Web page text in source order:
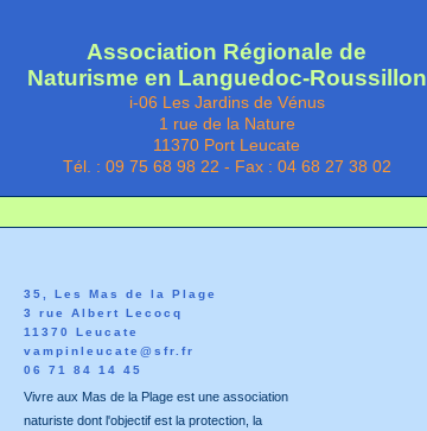
Association Régionale de
Naturisme en Languedoc-Roussillon
i-06 Les Jardins de Vénus
1 rue de la Nature
11370 Port Leucate
Tél. : 09 75 68 98 22 - Fax : 04 68 27 38 02
35, Les Mas de la Plage
3 rue Albert Lecocq
11370 Leucate
vampinleucate@sfr.fr
06 71 84 14 45
Vivre aux Mas de la Plage est une association
naturiste dont l'objectif est la protection, la